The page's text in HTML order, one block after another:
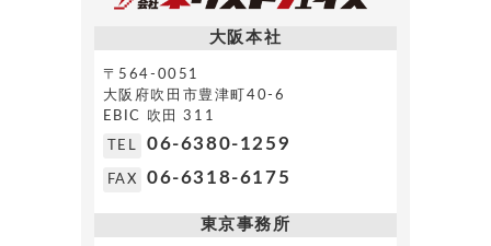
大阪本社
〒564-0051
大阪府吹田市豊津町40-6
EBIC 吹田 311
TEL 06-6380-1259
FAX 06-6318-6175
東京事務所